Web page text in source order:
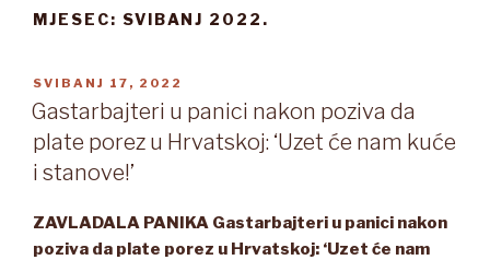
MJESEC: SVIBANJ 2022.
OBJAVLJENO
SVIBANJ 17, 2022
Gastarbajteri u panici nakon poziva da
plate porez u Hrvatskoj: ‘Uzet će nam kuće
i stanove!’
ZAVLADALA PANIKA Gastarbajteri u panici nakon
poziva da plate porez u Hrvatskoj: ‘Uzet će nam